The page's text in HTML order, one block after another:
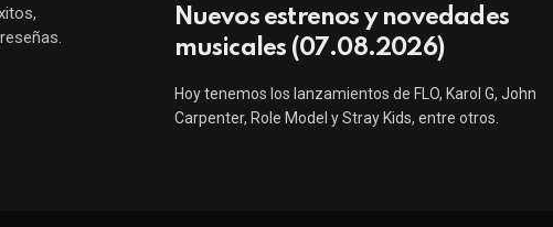
Nuevos estrenos y novedades
musicales (07.08.2026)
Hoy tenemos los lanzamientos de FLO, Karol G, John
Carpenter, Role Model y Stray Kids, entre otros.